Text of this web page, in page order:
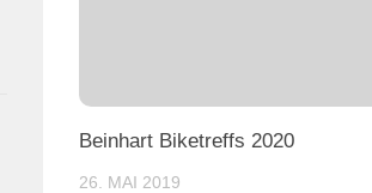
Beinhart Biketreffs 2020
26. MAI 2019